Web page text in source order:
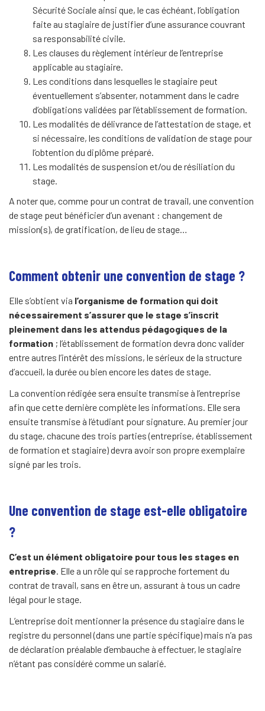
Sécurité Sociale ainsi que, le cas échéant, l’obligation
faite au stagiaire de justifier d’une assurance couvrant
sa responsabilité civile.
Les clauses du règlement intérieur de l’entreprise
applicable au stagiaire.
Les conditions dans lesquelles le stagiaire peut
éventuellement s’absenter, notamment dans le cadre
d’obligations validées par l’établissement de formation.
Les modalités de délivrance de l’attestation de stage, et
si nécessaire, les conditions de validation de stage pour
l’obtention du diplôme préparé.
Les modalités de suspension et/ou de résiliation du
stage.
A noter que, comme pour un contrat de travail, une convention
de stage peut bénéficier d’un avenant : changement de
mission(s), de gratification, de lieu de stage…
Comment obtenir une convention de stage ?
Elle s’obtient via l’organisme de formation qui doit
nécessairement s’assurer que le stage s’inscrit
pleinement dans les attendus pédagogiques de la
formation ; l’établissement de formation devra donc valider
entre autres l’intérêt des missions, le sérieux de la structure
d’accueil, la durée ou bien encore les dates de stage.
La convention rédigée sera ensuite transmise à l’entreprise
afin que cette dernière complète les informations. Elle sera
ensuite transmise à l’étudiant pour signature. Au premier jour
du stage, chacune des trois parties (entreprise, établissement
de formation et stagiaire) devra avoir son propre exemplaire
signé par les trois.
Une convention de stage est-elle obligatoire
?
C’est un élément obligatoire pour tous les stages en
entreprise . Elle a un rôle qui se rapproche fortement du
contrat de travail, sans en être un, assurant à tous un cadre
légal pour le stage.
L’entreprise doit mentionner la présence du stagiaire dans le
registre du personnel (dans une partie spécifique) mais n’a pas
de déclaration préalable d’embauche à effectuer, le stagiaire
n’étant pas considéré comme un salarié.